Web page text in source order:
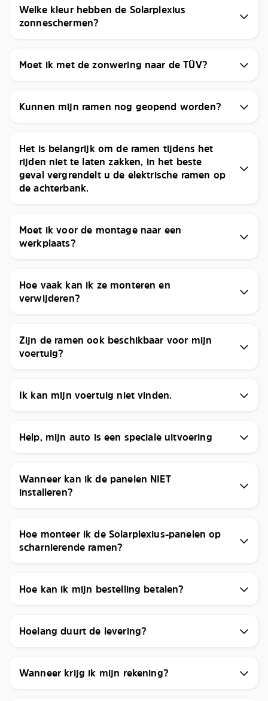
Welke kleur hebben de Solarplexius
zonneschermen?
Moet ik met de zonwering naar de TÜV?
Kunnen mijn ramen nog geopend worden?
Het is belangrijk om de ramen tijdens het
rijden niet te laten zakken, in het beste
geval vergrendelt u de elektrische ramen op
de achterbank.
Moet ik voor de montage naar een
werkplaats?
Hoe vaak kan ik ze monteren en
verwijderen?
Zijn de ramen ook beschikbaar voor mijn
voertuig?
Ik kan mijn voertuig niet vinden.
Help, mijn auto is een speciale uitvoering
Wanneer kan ik de panelen NIET
installeren?
Hoe monteer ik de Solarplexius-panelen op
scharnierende ramen?
Hoe kan ik mijn bestelling betalen?
Hoelang duurt de levering?
Wanneer krijg ik mijn rekening?